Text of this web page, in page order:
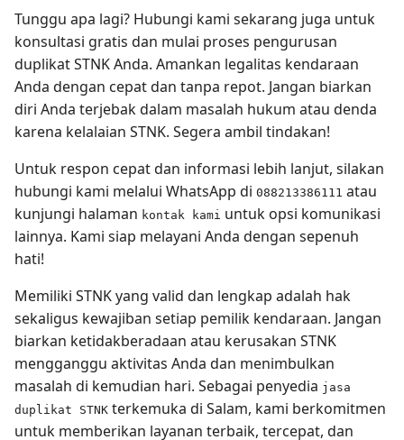
Tunggu apa lagi? Hubungi kami sekarang juga untuk
konsultasi gratis dan mulai proses pengurusan
duplikat STNK Anda. Amankan legalitas kendaraan
Anda dengan cepat dan tanpa repot. Jangan biarkan
diri Anda terjebak dalam masalah hukum atau denda
karena kelalaian STNK. Segera ambil tindakan!
Untuk respon cepat dan informasi lebih lanjut, silakan
hubungi kami melalui WhatsApp di 088213386111 atau
kunjungi halaman kontak kami untuk opsi komunikasi
lainnya. Kami siap melayani Anda dengan sepenuh
hati!
Memiliki STNK yang valid dan lengkap adalah hak
sekaligus kewajiban setiap pemilik kendaraan. Jangan
biarkan ketidakberadaan atau kerusakan STNK
mengganggu aktivitas Anda dan menimbulkan
masalah di kemudian hari. Sebagai penyedia jasa
duplikat STNK terkemuka di Salam, kami berkomitmen
untuk memberikan layanan terbaik, tercepat, dan